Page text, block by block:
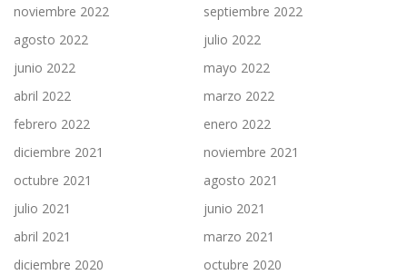
noviembre 2022
septiembre 2022
agosto 2022
julio 2022
junio 2022
mayo 2022
abril 2022
marzo 2022
febrero 2022
enero 2022
diciembre 2021
noviembre 2021
octubre 2021
agosto 2021
julio 2021
junio 2021
abril 2021
marzo 2021
diciembre 2020
octubre 2020